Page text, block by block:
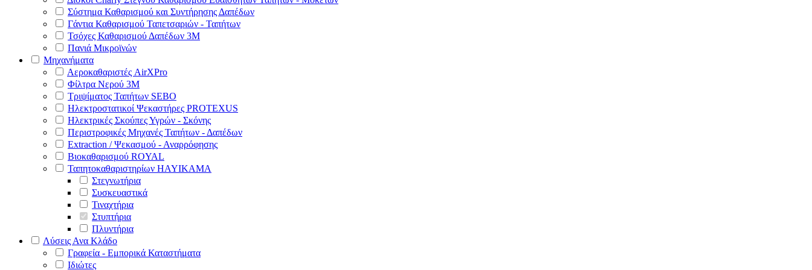
Σύστημα Καθαρισμού και Συντήρησης Δαπέδων
Γάντια Καθαρισμού Ταπετσαριών - Ταπήτων
Τσόχες Καθαρισμού Δαπέδων 3Μ
Πανιά Μικροϊνών
Μηχανήματα
Αεροκαθαριστές AirXPro
Φίλτρα Νερού 3M
Τριψίματος Ταπήτων SEBO
Ηλεκτροστατικοί Ψεκαστήρες PROTEXUS
Ηλεκτρικές Σκούπες Υγρών - Σκόνης
Περιστροφικές Μηχανές Ταπήτων - Δαπέδων
Extraction / Ψεκασμού - Αναρρόφησης
Βιοκαθαρισμού ROYAL
Ταπητοκαθαριστηρίων HAYIKAMA
Στεγνωτήρια
Συσκευαστικά
Τιναχτήρια
Στυπτήρια
Πλυντήρια
Λύσεις Ανα Κλάδο
Γραφεία - Εμπορικά Καταστήματα
Ιδιώτες